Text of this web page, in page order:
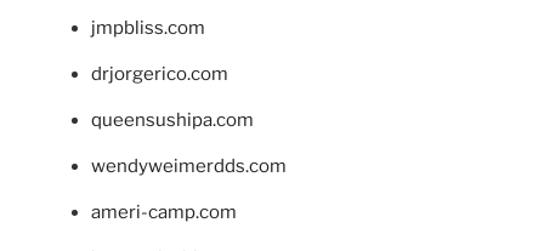
jmpbliss.com
drjorgerico.com
queensushipa.com
wendyweimerdds.com
ameri-camp.com